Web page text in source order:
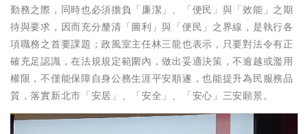
勤務之際，同時也必須擔負「廉潔」、「便民」與「效能」之期
待與要求，因而充分釐清「圖利」與「便民」之界線，是執行各
項職務之首要課題；政風室主任林三龍也表示，只要對法令有正
確充足認識，在法規規定範圍內，做出妥適決策，不逾越或濫用
權限，不僅能保障自身公務生涯平安順遂，也能提升為民服務品
質，落實新北市「安居」、「安全」、「安心」三安願景。